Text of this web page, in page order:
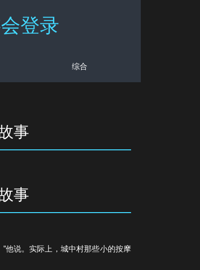
登录
综合
事
事
他说。实际上，城中村那些小的按摩